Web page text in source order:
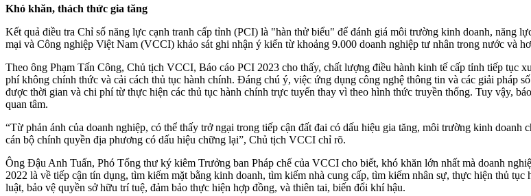
Khó khăn, thách thức gia tăng
Kết quả điều tra Chỉ số năng lực cạnh tranh cấp tỉnh (PCI) là "hàn thử biểu" để đánh giá môi trường kinh doanh, năng
mại và Công nghiệp Việt Nam (VCCI) khảo sát ghi nhận ý kiến từ khoảng 9.000 doanh nghiệp tư nhân trong nước và
Theo ông Phạm Tấn Công, Chủ tịch VCCI, Báo cáo PCI 2023 cho thấy, chất lượng điều hành kinh tế cấp tỉnh tiếp tục
phí không chính thức và cải cách thủ tục hành chính. Đáng chú ý, việc ứng dụng công nghệ thông tin và các giải pháp
được thời gian và chi phí từ thực hiện các thủ tục hành chính trực tuyến thay vì theo hình thức truyền thống. Tuy vậy,
quan tâm.
“Từ phản ánh của doanh nghiệp, có thể thấy trở ngại trong tiếp cận đất đai có dấu hiệu gia tăng, môi trường kinh
cán bộ chính quyền địa phương có dấu hiệu chững lại”, Chủ tịch VCCI chỉ rõ.
Ông Đậu Anh Tuấn, Phó Tổng thư ký kiêm Trưởng ban Pháp chế của VCCI cho biết, khó khăn lớn nhất mà doanh
2022 là về tiếp cận tín dụng, tìm kiếm mặt bằng kinh doanh, tìm kiếm nhà cung cấp, tìm kiếm nhân sự, thực hiện thủ
luật, bảo vệ quyền sở hữu trí tuệ, đảm bảo thực hiện hợp đồng, và thiên tai, biến đổi khí hậu.